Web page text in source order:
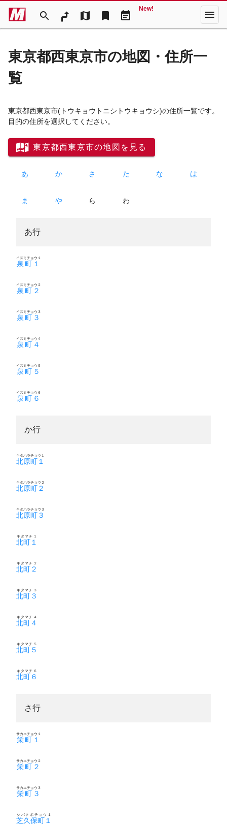
search map bookmark event_note
New! menu
東京都西東京市の地図・住所一
覧
東京都西東京市(トウキョウトニシトウキョウシ)の住所一覧です。
目的の住所を選択してください。
東京都西東京市の地図を見る
あ か さ た な は
ま や ら わ
あ行
泉町１
イズミチョウ１
泉町２
イズミチョウ２
泉町３
イズミチョウ３
泉町４
イズミチョウ４
泉町５
イズミチョウ５
泉町６
イズミチョウ６
か行
北原町１
キタハラチョウ１
北原町２
キタハラチョウ２
北原町３
キタハラチョウ３
北町１
キタマチ１
北町２
キタマチ２
北町３
キタマチ３
北町４
キタマチ４
北町５
キタマチ５
北町６
キタマチ６
さ行
栄町１
サカエチョウ１
栄町２
サカエチョウ２
栄町３
サカエチョウ３
芝久保町１
シバクボチョウ１